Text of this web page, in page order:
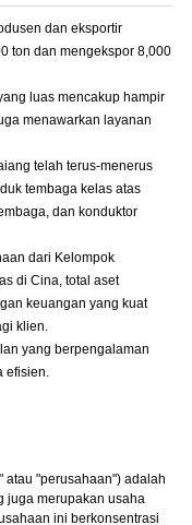
dan eksportir
ton dan mengekspor 8,000
luas mencakup hampir
menawarkan layanan
telah terus-menerus
tembaga kelas atas
dan konduktor
dari Kelompok
di Cina, total aset
keuangan yang kuat
klien.
yang berpengalaman
atau "perusahaan") adalah
juga merupakan usaha
ini berkonsentrasi